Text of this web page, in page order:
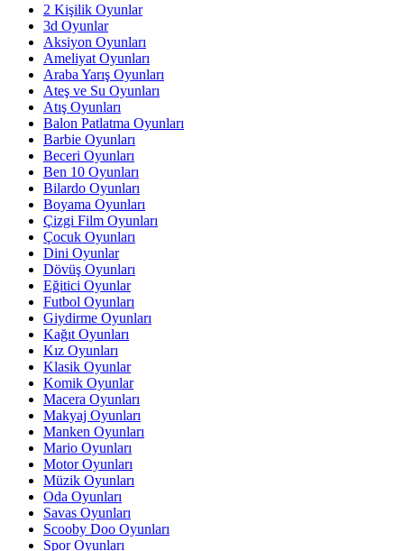
2 Kişilik Oyunlar
3d Oyunlar
Aksiyon Oyunları
Ameliyat Oyunları
Araba Yarış Oyunları
Ateş ve Su Oyunları
Atış Oyunları
Balon Patlatma Oyunları
Barbie Oyunları
Beceri Oyunları
Ben 10 Oyunları
Bilardo Oyunları
Boyama Oyunları
Çizgi Film Oyunları
Çocuk Oyunları
Dini Oyunlar
Dövüş Oyunları
Eğitici Oyunlar
Futbol Oyunları
Giydirme Oyunları
Kağıt Oyunları
Kız Oyunları
Klasik Oyunlar
Komik Oyunlar
Macera Oyunları
Makyaj Oyunları
Manken Oyunları
Mario Oyunları
Motor Oyunları
Müzik Oyunları
Oda Oyunları
Savas Oyunları
Scooby Doo Oyunları
Spor Oyunları